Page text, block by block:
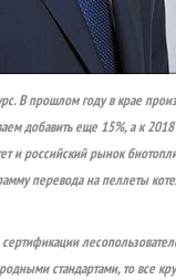
В прошлом году в крае
добавить еще 15%, а к
и российский рынок
перевода на пеллеты
стандартами, то все